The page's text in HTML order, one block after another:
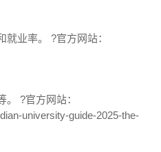
业率。 ?官方网站：
?官方网站：
university-guide-2025-the-